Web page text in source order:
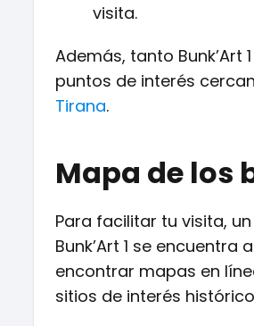
visita.
Además, tanto
puntos de interés
Tirana.
Mapa de los
Para facilitar tu visita, un
Bunk’Art 1 se
encontrar mapas en
sitios de interés